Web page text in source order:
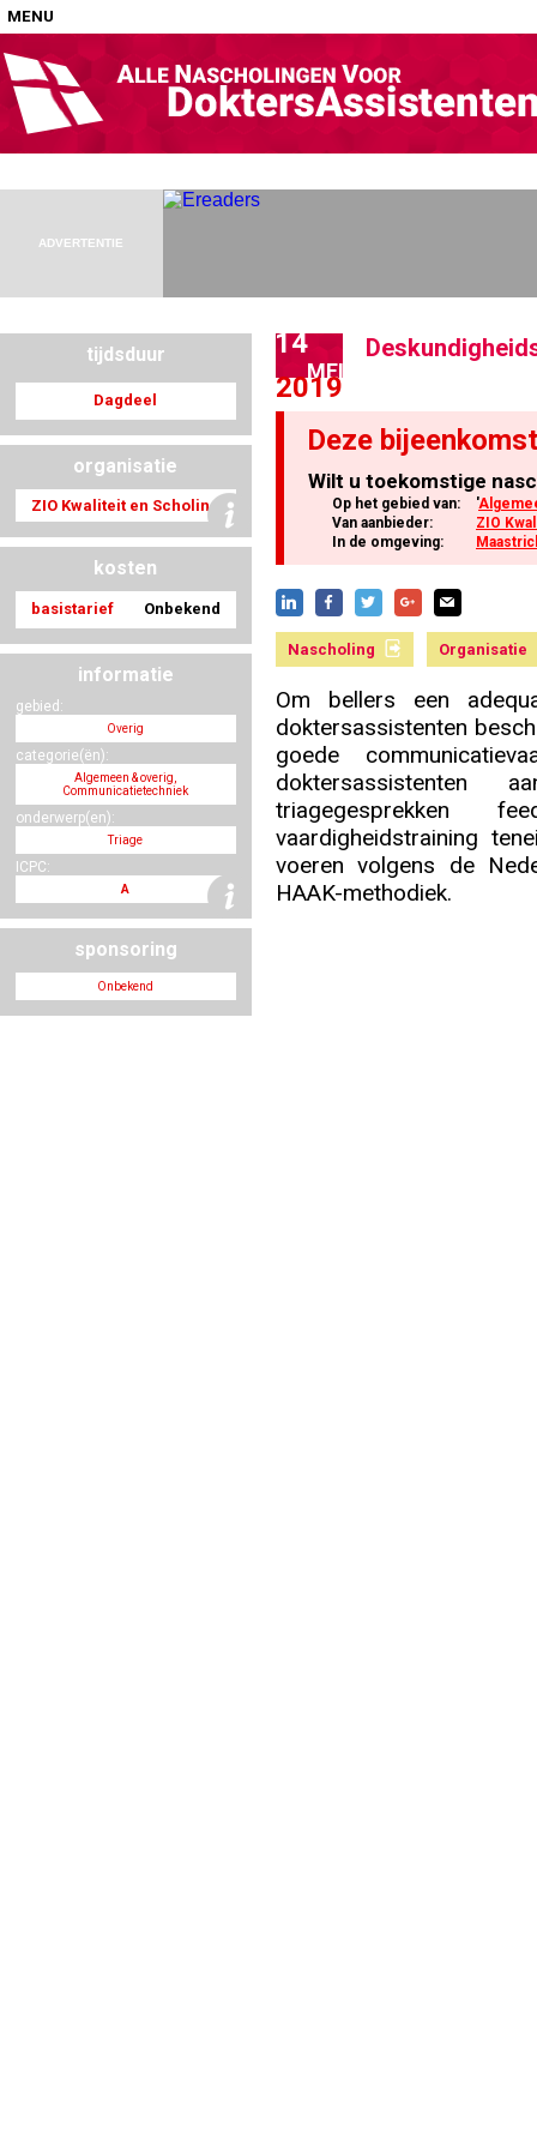
MENU
Home
Nascholingen op locatie (agenda)
Nascholingen online (elearning)
Nascholingen op aanvraag (in-company)
Nascholing aanmelden
Zoek op kaart
Inloggen
ADVERTENTIE
tijdsduur
Dagdeel
organisatie
ZIO Kwaliteit en Scholing
kosten
basistarief Onbekend
informatie
gebied:
Overig
categorie(ën):
Algemeen & overig,
Communicatietechniek
onderwerp(en):
Triage
ICPC:
A
sponsoring
Onbekend
14
MEI
2019
Deze
Wilt u toekomstige
Op het gebied van: '
Van aanbieder:
ZIO
In de omgeving:
Nascholing Organisatie
Om bellers een
doktersassistenten
goede
triagegesprekken
vaardigheidstraining
voeren volgens de
HAAK-methodiek.